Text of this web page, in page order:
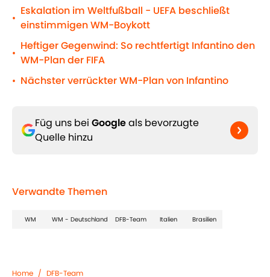
•
Eskalation im Weltfußball - UEFA beschließt
einstimmigen WM-Boykott
•
Heftiger Gegenwind: So rechtfertigt Infantino den
WM-Plan der FIFA
• Nächster verrückter WM-Plan von Infantino
Füg uns bei Googleals bevorzugte
Quelle hinzu
Verwandte Themen
WM WM - Deutschland DFB-Team Italien Brasilien
Home / DFB-Team